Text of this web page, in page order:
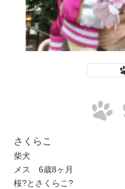
さくらこ
柴犬
メス 6歳8ヶ月
桜?とさくらこ?